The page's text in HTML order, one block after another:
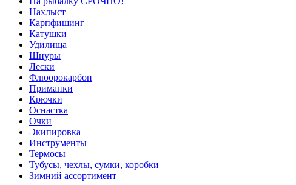
Нахлыст
Карпфишинг
Катушки
Удилища
Шнуры
Лески
Флюорокарбон
Приманки
Крючки
Оснастка
Очки
Экипировка
Инструменты
Термосы
Тубусы, чехлы, сумки, коробки
Зимний ассортимент